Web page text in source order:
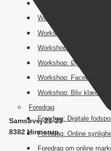
Workshop i
Workshop: Lav indhold,
Workshop: Annoncering
Workshop: Øg salget via
Workshop: Facebook-
Workshop: Bliv klædt på
Foredrag
Foredrag: Digitale
Foredrag: Online
Foredrag om online
Samsøvej 21-23
8382 Hinnerup